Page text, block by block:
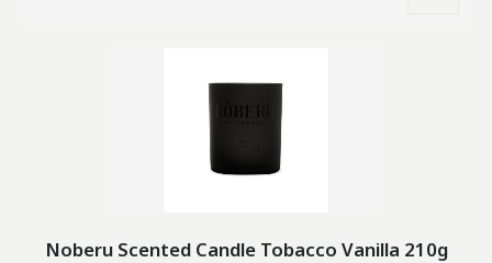
Noberu Scented Candle Tobacco Vanilla 210g